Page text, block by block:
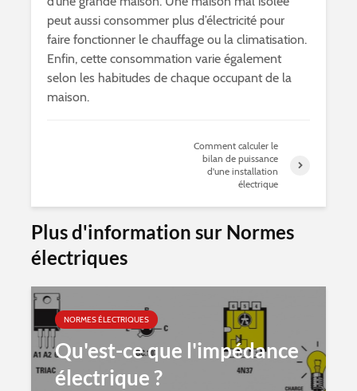
peut aussi consommer plus d’électricité pour
faire fonctionner le chauffage ou la climatisation.
Enfin, cette consommation varie également
selon les habitudes de chaque occupant de la
maison.
Comment calculer le
bilan de puissance
d'une installation
électrique
Plus d'information sur Normes
électriques
NORMES ÉLECTRIQUES
Qu'est-ce que l'impédance
électrique ?